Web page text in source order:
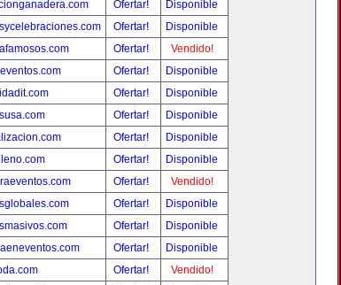
Ofertar!
Disponible
Ofertar!
Disponible
Ofertar!
Vendido!
Ofertar!
Disponible
Ofertar!
Disponible
Ofertar!
Disponible
Ofertar!
Disponible
Ofertar!
Disponible
Ofertar!
Vendido!
Ofertar!
Disponible
Ofertar!
Disponible
Ofertar!
Disponible
Ofertar!
Vendido!